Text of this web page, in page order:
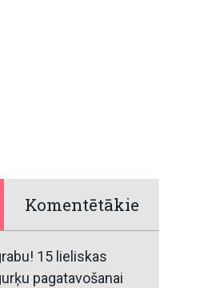
Komentētākie
15 lieliskas
pagatavošanai